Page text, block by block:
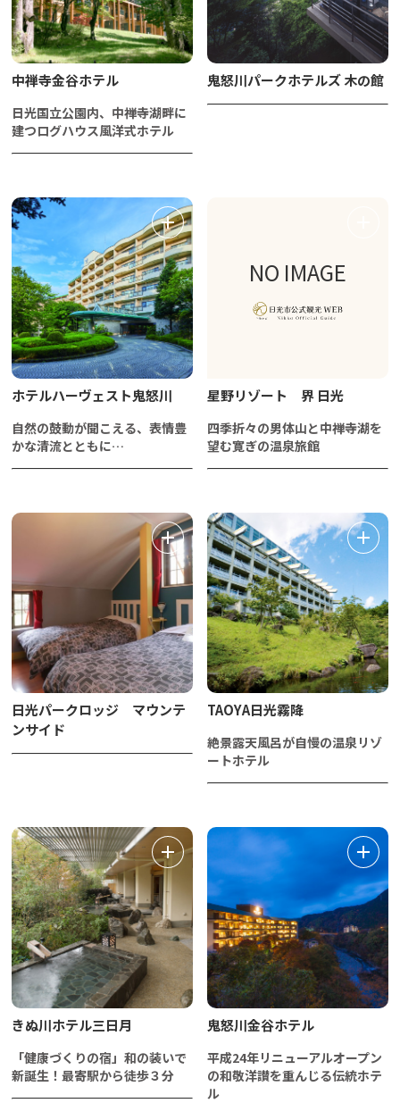
中禅寺金谷ホテル
日光国立公園内、中禅寺湖畔に
建つログハウス風洋式ホテル
鬼怒川パークホテルズ 木の館
ホテルハーヴェスト鬼怒川
自然の鼓動が聞こえる、表情豊
かな清流とともに…
NO IMAGE
星野リゾート 界 日光
四季折々の男体山と中禅寺湖を
望む寛ぎの温泉旅館
日光パークロッジ マウンテ
ンサイド
TAOYA日光霧降
絶景露天風呂が自慢の温泉リゾ
ートホテル
きぬ川ホテル三日月
「健康づくりの宿」和の装いで
新誕生！最寄駅から徒歩３分
鬼怒川金谷ホテル
平成24年リニューアルオープン
の和敬洋讃を重んじる伝統ホテ
ル